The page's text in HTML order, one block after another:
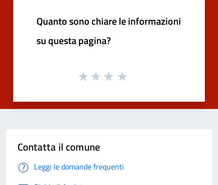
Quanto sono chiare le informazioni
su questa pagina?
Contatta il comune
Leggi le domande frequenti